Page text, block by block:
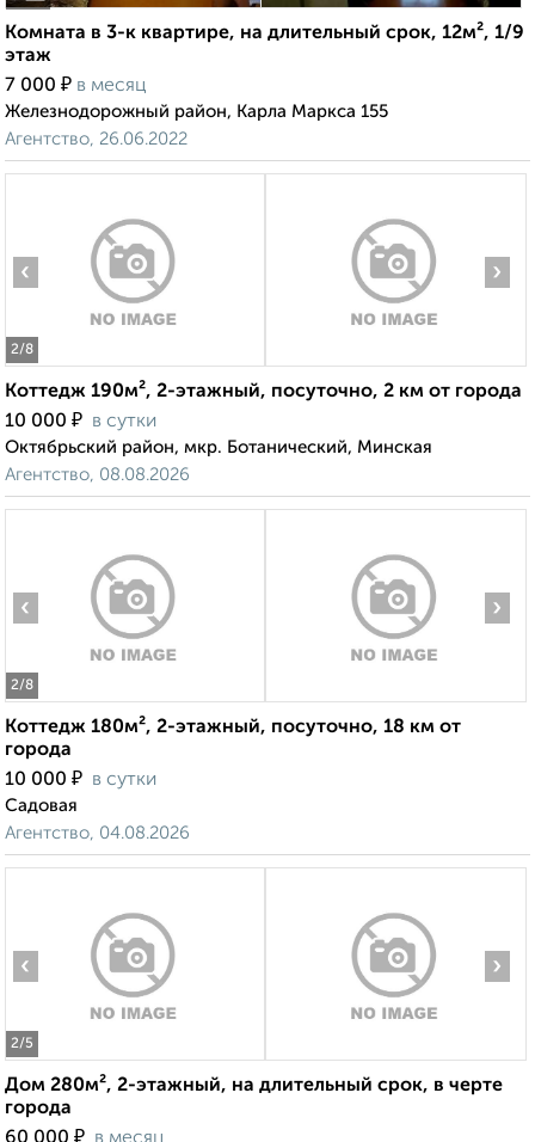
Комната в 3-к квартире, на длительный срок, 12м², 1/9
этаж
7 000 ₽ в месяц
Железнодорожный район, Карла Маркса 155
Агентство, 26.06.2022
2/8
‹ ›
Коттедж 190м², 2-этажный, посуточно, 2 км от города
10 000 ₽ в сутки
Октябрьский район, мкр. Ботанический, Минская
Агентство, 08.08.2026
2/8
‹ ›
Коттедж 180м², 2-этажный, посуточно, 18 км от
города
10 000 ₽ в сутки
Садовая
Агентство, 04.08.2026
2/5
‹ ›
Дом 280м², 2-этажный, на длительный срок, в черте
города
₽